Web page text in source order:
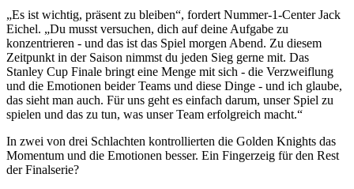
„Es ist wichtig, präsent zu bleiben“, fordert Nummer-1-Center Jack
Eichel. „Du musst versuchen, dich auf deine Aufgabe zu
konzentrieren - und das ist das Spiel morgen Abend. Zu diesem
Zeitpunkt in der Saison nimmst du jeden Sieg gerne mit. Das
Stanley Cup Finale bringt eine Menge mit sich - die Verzweiflung
und die Emotionen beider Teams und diese Dinge - und ich glaube,
das sieht man auch. Für uns geht es einfach darum, unser Spiel zu
spielen und das zu tun, was unser Team erfolgreich macht.“
In zwei von drei Schlachten kontrollierten die Golden Knights das
Momentum und die Emotionen besser. Ein Fingerzeig für den Rest
der Finalserie?